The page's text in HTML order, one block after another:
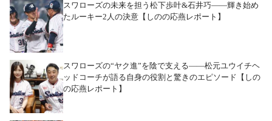
スワローズの未来を担う松下歩叶&石井巧――輝き始め
たルーキー2人の決意【しのの応燕レポート】
スワローズの“ヤク進”を陰で支える――松元ユウイチヘ
ッドコーチが語る自身の役割と驚きのエピソード【しの
の応燕レポート】